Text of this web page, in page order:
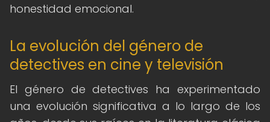
honestidad emocional.
La evolución del género de
detectives en cine y televisión
El género de detectives ha experimentado
una evolución significativa a lo largo de los